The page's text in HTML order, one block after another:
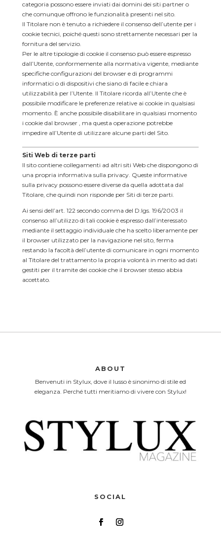
categoria possono essere inviati dai domini dei siti partner o
che comunque offrono le funzionalità presenti nel sito.
Il Titolare non è tenuto a richiedere il consenso dell’utente per i
cookie tecnici, poiché questi sono strettamente necessari per la
fornitura del servizio.
Per le altre tipologie di cookie il consenso può essere espresso
dall’Utente, conformemente alla normativa vigente, mediante
specifiche configurazioni del browser e di programmi
informatici o di dispositivi che siano di facile e chiara
utilizzabilità per l’Utente. Il Titolare ricorda all’Utente che è
possibile modificare le preferenze relative ai cookie in qualsiasi
momento. È anche possibile disabilitare in qualsiasi momento
i cookie dal browser , ma questa operazione potrebbe
impedire all’Utente di utilizzare alcune parti del Sito.
Siti Web di terze parti
Il sito contiene collegamenti ad altri siti Web che dispongono di
una propria informativa sulla privacy. Queste informative
sulla privacy possono essere diverse da quella adottata dal
Titolare, che quindi non risponde per Siti di terze parti.
Ai sensi dell’art. 122 secondo comma del D.lgs. 196/2003 il
consenso all’utilizzo di tali cookie è espresso dall’interessato
mediante il settaggio individuale che ha scelto liberamente per
il browser utilizzato per la navigazione nel sito, ferma
restando la facoltà dell’utente di comunicare in ogni momento
al Titolare del trattamento la propria volontà in merito ad dati
gestiti per il tramite dei cookie che il browser stesso abbia
accettato.
ABOUT
Benvenuti in Stylux, dove il lusso è sinonimo di stile ed
eleganza. Perché tutti meritiamo di vivere con Stylux!
SOCIAL